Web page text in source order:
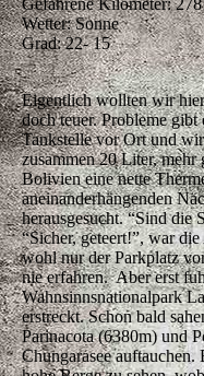
Gefahrene Kilometer: 278
Wetter: Sonne
Grad: 22- 15
Eigentlich wollten wir
doch teuer. Probleme
Tankstelle vor Ort und
zusammen 20 Liter, mehr
Bolivien eine nette
aneinanderhängenden
herausgesucht. “Sind die
“Sicher, geteert!”, war
wohl nur der Parkplatz
nie erfahren. Aber erst
Wahnsinnsnationalpark
erstreckt. Schon bald
Parinacota (6380m) und
Chungarasee